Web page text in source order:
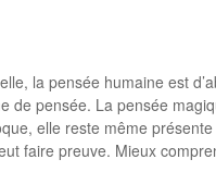
la pensée humaine est
de pensée. La pensée
elle reste même
faire preuve. Mieux